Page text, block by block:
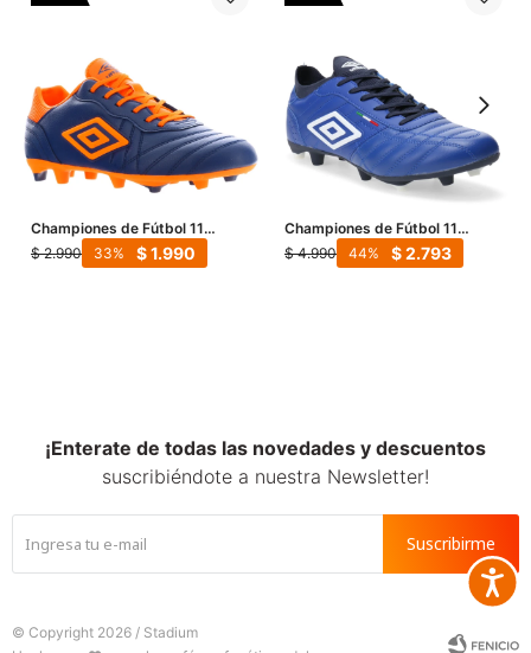
Championes de Fútbol 11
Hombre Umbro Touch FG -
Azul - Anaranjado
$ 2.990 $1.990
33
Championes de Fútbol 11
Hombre Umbro Legend - Azul
Real - Blanco
$ 4.990 $2.793
44
¡Enterate de todas las novedades y descuentos
suscribiéndote a nuestra Newsletter!
Suscribirme
© Copyright 2026 / Stadium